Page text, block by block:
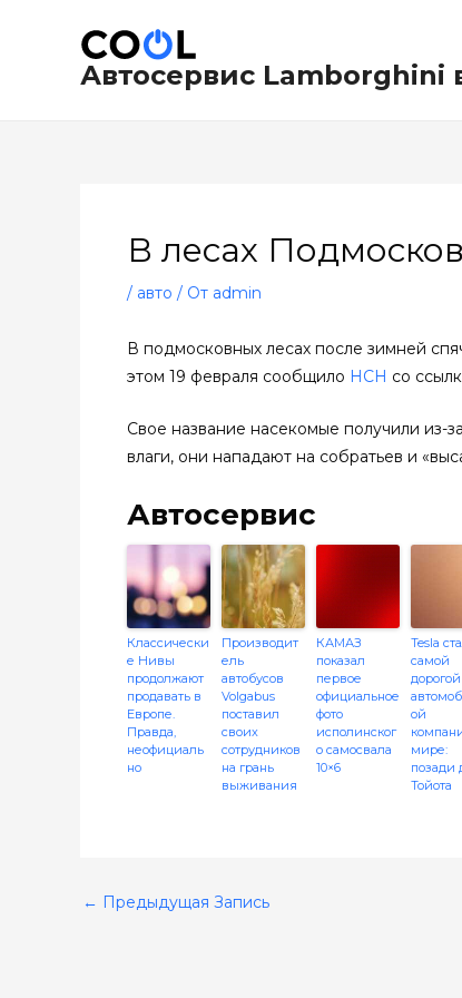
содержимомуАвтосервис Lamborghini
В лесах
/ авто / От admin
В подмосковных лесах после зимней
этом 19 февраля сообщило НСН со
Свое название насекомые получили из-
влаги, они нападают на собратьев и
Автосервис
Классически
е Нивы
продолжают
продавать в
Европе.
Правда,
неофициаль
но
Производит
ель
автобусов
Volgabus
поставил
своих
сотрудников
на грань
выживания
КАМАЗ
показал
первое
официальное
фото
исполинског
о самосвала
10×6
Tesla
самой
дорогой
ой
мире:
позади
Тойота
по
записям
← Предыдущая Запись